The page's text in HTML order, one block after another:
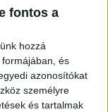
fontos a
hozzá
és
azonosítókat
személyre
és tartalmak
ahogy arról
nem jelenti azt,
kell minket
is lehet
Facebook-
jelentkezem.